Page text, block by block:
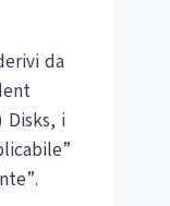
da
Disks, i